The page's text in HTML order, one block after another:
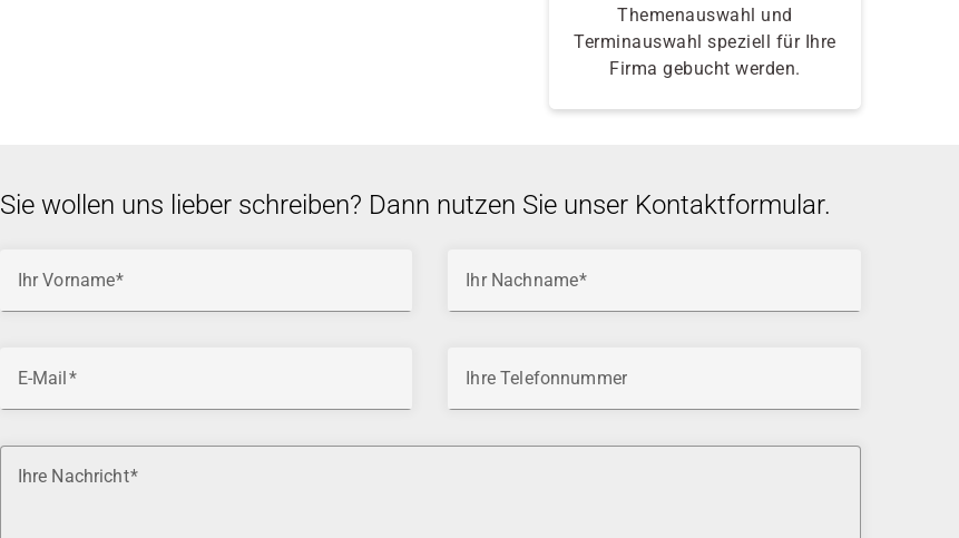
Themenauswahl und
Terminauswahl speziell für Ihre
Firma gebucht werden.
Sie wollen uns lieber schreiben? Dann nutzen Sie unser Kontaktformular.
Ihr Vorname Ihr Nachname
E-Mail Ihre Telefonnummer
Ihre Nachricht